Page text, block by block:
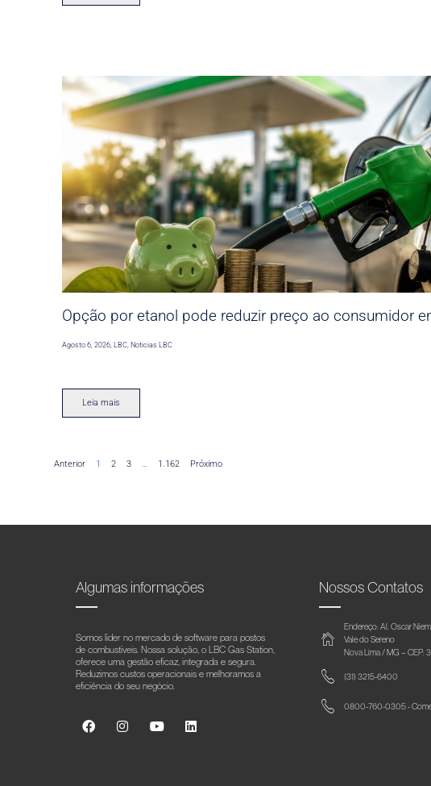
Opção por etanol pode reduzir preço ao consumidor
Agosto 6, 2026 ,LBC Noticias LBC
Leia mais
Anterior 1 2 3 … 1.162 Próximo
Algumas informações
Somos líder no mercado de software para postos
de combustíveis. Nossa solução, o LBC Gas Station,
oferece uma gestão eficaz, integrada e segura.
Reduzimos custos operacionais e melhoramos a
eficiência do seu negócio.
Nossos Contatos
Endereço: Al. Oscar
Vale do Sereno
Nova Lima / MG –
(31) 3215-6400
0800-760-0305 -